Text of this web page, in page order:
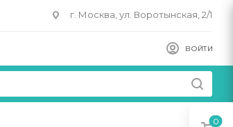
г. Москва, ул. Воротынская, 2/1
ВОЙТИ
0